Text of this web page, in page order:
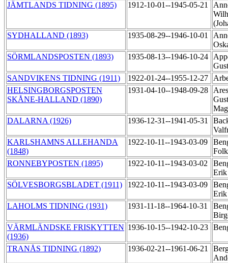
JÄMTLANDS TIDNING (1895)
1912-10-01--1945-05-21
SYDHALLAND (1893)
1935-08-29--1946-10-01
SÖRMLANDSPOSTEN (1893)
1935-08-13--1946-10-24
SANDVIKENS TIDNING (1911)
1922-01-24--1955-12-27
HELSINGBORGSPOSTEN
SKÅNE-HALLAND (1890)
1931-04-10--1948-09-28
DALARNA (1926)
1936-12-31--1941-05-31
KARLSHAMNS ALLEHANDA
(1848)
1922-10-11--1943-03-09
RONNEBYPOSTEN (1895)
1922-10-11--1943-03-02
SÖLVESBORGSBLADET (1911)
1922-10-11--1943-03-09
LAHOLMS TIDNING (1931)
1931-11-18--1964-10-31
VÄRMLÄNDSKE FRISKYTTEN
(1936)
1936-10-15--1942-10-23
TRANÅS TIDNING (1892) 1936-02-21--1961-06-21